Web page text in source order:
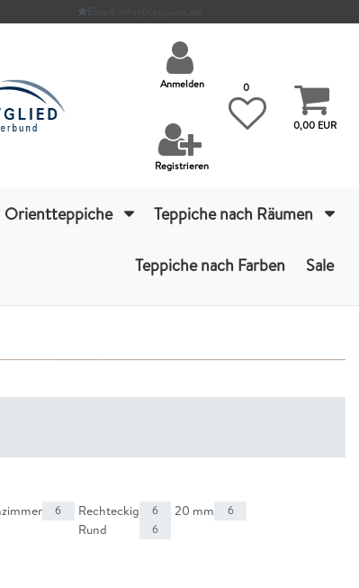
Email: info@teppium.de
Anmelden
Registrieren
0
0,00 EUR
Orientteppiche Teppiche nach Räumen
Teppiche nach Farben Sale
6 Rechteckig 6
Rund 6
20 mm 6